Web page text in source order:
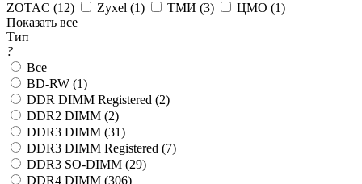
ZOTAC (12) Zyxel (1) ТМИ (3) ЦМО (1)
Показать все
Тип
?
Все
BD-RW (1)
DDR DIMM Registered (2)
DDR2 DIMM (2)
DDR3 DIMM (31)
DDR3 DIMM Registered (7)
DDR3 SO-DIMM (29)
DDR4 DIMM (306)